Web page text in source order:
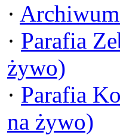
·
· Parafia
żywo)
· Parafia
na żywo)